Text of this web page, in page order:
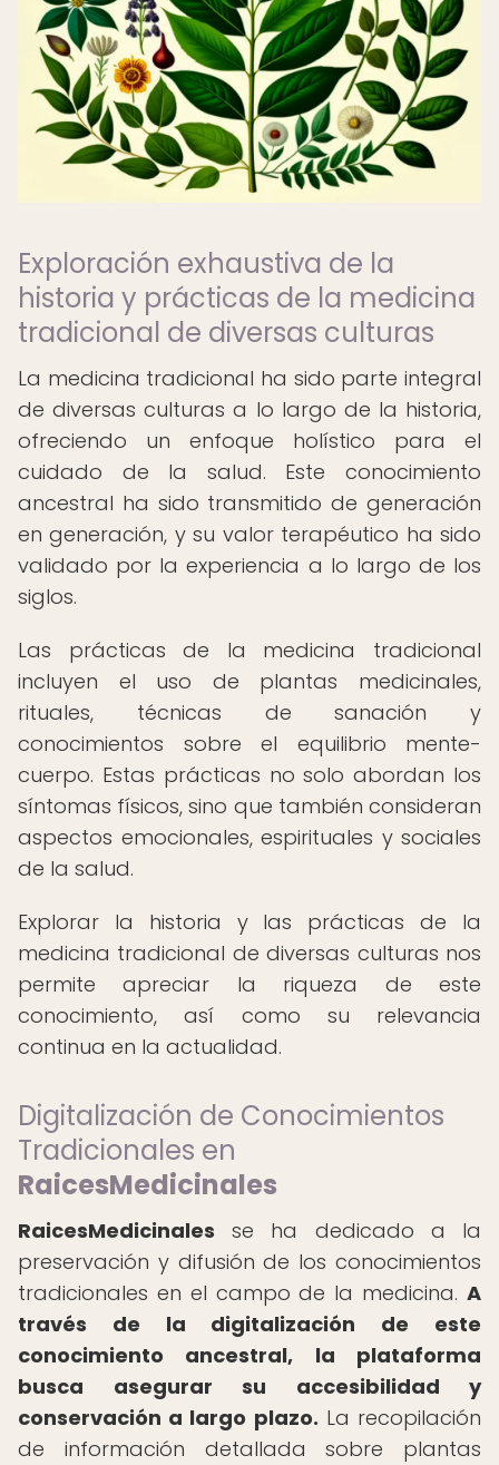
Exploración exhaustiva de la
historia y prácticas de la medicina
tradicional de diversas culturas
La medicina tradicional ha sido parte integral
de diversas culturas a lo largo de la historia,
ofreciendo un enfoque holístico para el
cuidado de la salud. Este conocimiento
ancestral ha sido transmitido de generación
en generación, y su valor terapéutico ha sido
validado por la experiencia a lo largo de los
siglos.
Las prácticas de la medicina tradicional
incluyen el uso de plantas medicinales,
rituales, técnicas de sanación y
conocimientos sobre el equilibrio mente-
cuerpo. Estas prácticas no solo abordan los
síntomas físicos, sino que también consideran
aspectos emocionales, espirituales y sociales
de la salud.
Explorar la historia y las prácticas de la
medicina tradicional de diversas culturas nos
permite apreciar la riqueza de este
conocimiento, así como su relevancia
continua en la actualidad.
Digitalización de Conocimientos
Tradicionales en
RaicesMedicinales
RaicesMedicinales se ha dedicado a la
preservación y difusión de los conocimientos
tradicionales en el campo de la medicina. A
través de la digitalización de este
conocimiento ancestral, la plataforma
busca asegurar su accesibilidad y
conservación a largo plazo. La recopilación
de información detallada sobre plantas